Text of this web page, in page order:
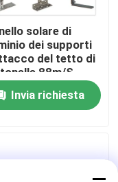
solare di
dei supporti
del tetto di
88m/S
Invia richiesta